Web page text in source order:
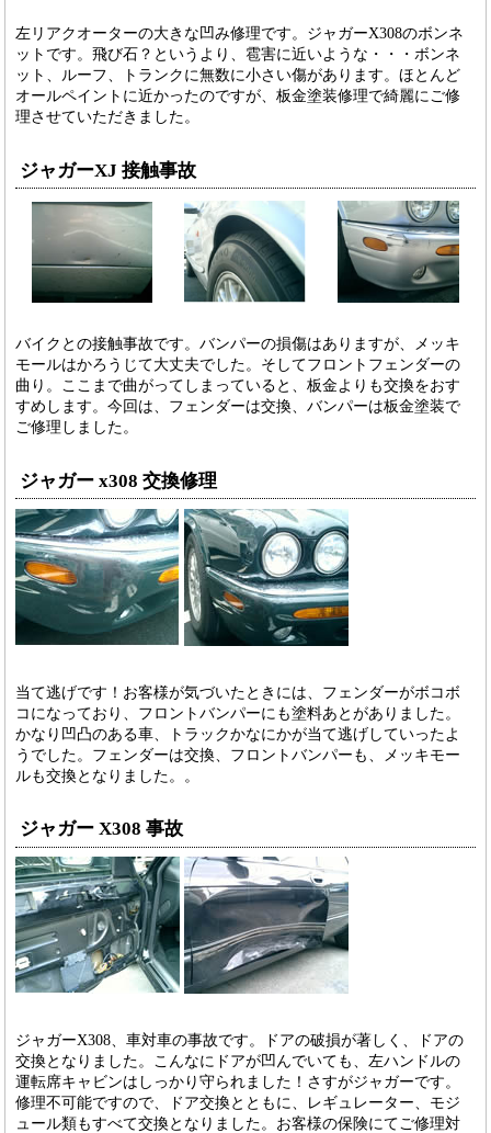
左リアクオーターの大きな凹み修理です。ジャガーX308のボンネ
ットです。飛び石？というより、雹害に近いような・・・ボンネ
ット、ルーフ、トランクに無数に小さい傷があります。ほとんど
オールペイントに近かったのですが、板金塗装修理で綺麗にご修
理させていただきました。
ジャガーXJ 接触事故
バイクとの接触事故です。バンパーの損傷はありますが、メッキ
モールはかろうじて大丈夫でした。そしてフロントフェンダーの
曲り。ここまで曲がってしまっていると、板金よりも交換をおす
すめします。今回は、フェンダーは交換、バンパーは板金塗装で
ご修理しました。
ジャガー x308 交換修理
当て逃げです！お客様が気づいたときには、フェンダーがボコボ
コになっており、フロントバンパーにも塗料あとがありました。
かなり凹凸のある車、トラックかなにかが当て逃げしていったよ
うでした。フェンダーは交換、フロントバンパーも、メッキモー
ルも交換となりました。。
ジャガー X308 事故
ジャガーX308、車対車の事故です。ドアの破損が著しく、ドアの
交換となりました。こんなにドアが凹んでいても、左ハンドルの
運転席キャビンはしっかり守られました！さすがジャガーです。
修理不可能ですので、ドア交換とともに、レギュレーター、モジ
ュール類もすべて交換となりました。お客様の保険にてご修理対